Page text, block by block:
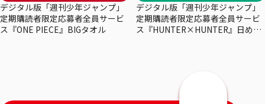
デジタル版「週刊少年ジャンプ」
定期購読者限定応募者全員サービ
ス『ONE PIECE』BIGタオル
デジタル版「週刊少年ジャンプ」
定期購読者限定応募者全員サービ
ス『HUNTER×HUNTER』日めく